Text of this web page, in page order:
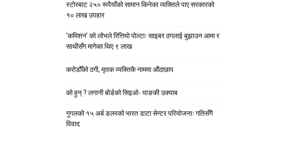
स्टाेरबाट २५० रूपैयाँको सामान किनेका व्यक्तिले पाए सरकारको
१० लाख उपहार
‘कमिशन’ को लोभले रित्तियो पोल्टाः साइबर ठगलाई बुझाउन आमा र
साथीसँग मागेका थिए ९ लाख
करोडौँको ठगी, मृतक व्यक्तिकै नाममा औंठाछाप
को हुन् ? लगानी बोर्डको सिइओ- याङकी उक्याब
गुगलको १५ अर्ब डलरको भारत डाटा सेन्टर परियोजनाः गतिसँगै
विवाद